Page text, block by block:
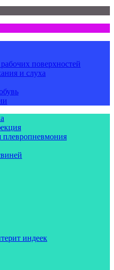
поверхностей
и слуха
плевропневмония
индеек